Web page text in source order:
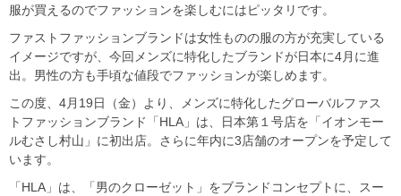
服が買えるのでファッションを楽しむにはピッタリです。
ファストファッションブランドは女性ものの服の方が充実している
イメージですが、今回メンズに特化したブランドが日本に4月に進
出。男性の方も手頃な値段でファッションが楽しめます。
この度、4月19日（金）より、メンズに特化したグローバルファス
トファッションブランド「HLA」は、日本第１号店を「イオンモー
ルむさし村山」に初出店。さらに年内に3店舗のオープンを予定して
います。
「HLA」は、「男のクローゼット」をブランドコンセプトに、スー